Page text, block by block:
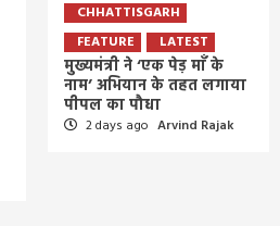
CHHATTISGARH
FEATURE
LATEST
मुख्यमंत्री ने ‘एक पेड़ माँ के
नाम’ अभियान के तहत लगाया
पीपल का पौधा
2 days ago Arvind Rajak